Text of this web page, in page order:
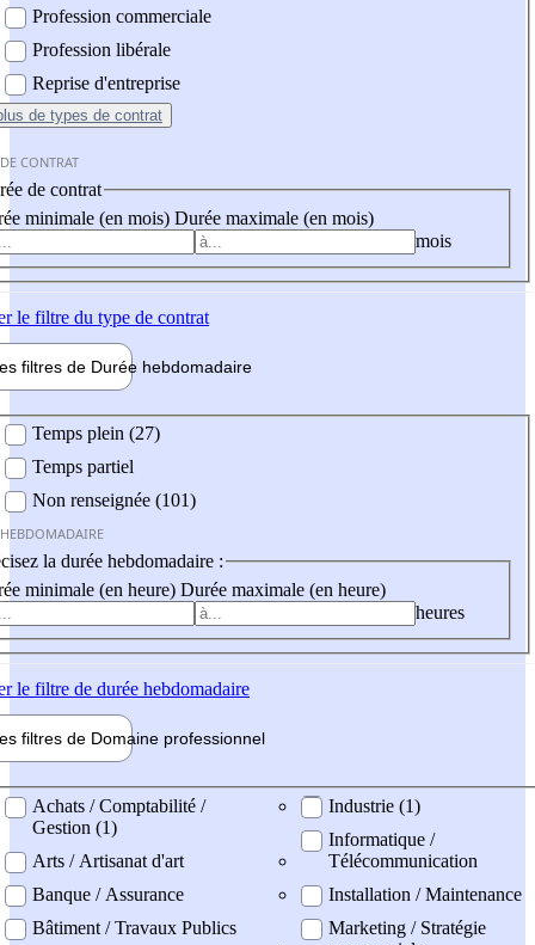
Profession commerciale
Profession libérale
Reprise d'entreprise
de types de contrat
CONTRAT
de contrat
minimale (en mois) Durée maximale (en mois)
mois
le filtre du type de contrat
filtres de Durée hebdomadaire
Temps plein (27)
Temps partiel
Non renseignée (101)
la durée hebdomadaire :
minimale (en heure) Durée maximale (en heure)
heures
le filtre de durée hebdomadaire
filtres de Domaine professionnel
professionel
Achats / Comptabilité /
Gestion (1)
Arts / Artisanat d'art
Banque / Assurance
Bâtiment / Travaux Publics
Industrie (1)
Informatique /
Télécommunication
Installation / Maintenance
Marketing / Stratégie